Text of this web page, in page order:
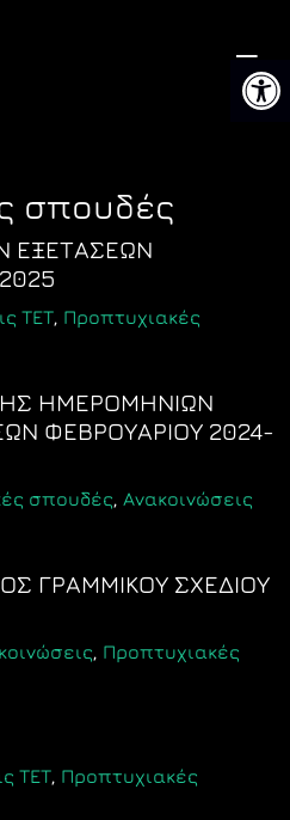
σπουδές
ΕΞΕΤΑΣΕΩΝ
ΤΕΤ, Προπτυχιακές
ΗΜΕΡΟΜΗΝΙΩΝ
ΦΕΒΡΟΥΑΡΙΟΥ 2024-
σπουδές, Ανακοινώσεις
ΓΡΑΜΜΙΚΟΥ ΣΧΕΔΙΟΥ
, Προπτυχιακές
ΤΕΤ, Προπτυχιακές